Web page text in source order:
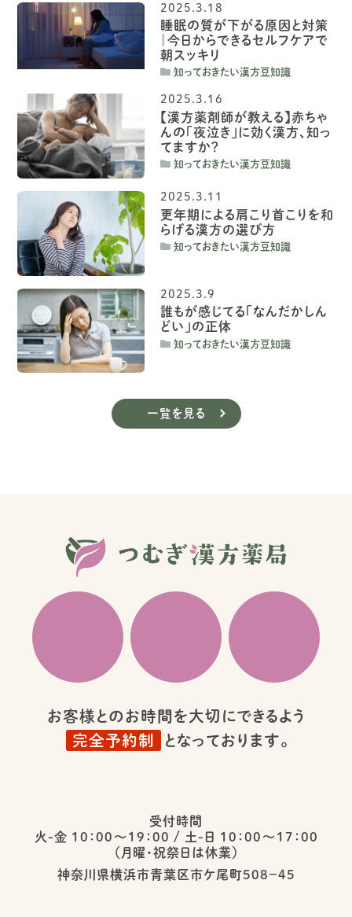
2025.3.18
睡眠の質が下がる原因と対策
｜今日からできるセルフケアで
朝スッキリ
知っておきたい漢方豆知識
2025.3.16
【漢方薬剤師が教える】赤ちゃ
んの「夜泣き」に効く漢方、知っ
てますか？
知っておきたい漢方豆知識
2025.3.11
更年期による肩こり首こりを和
らげる漢方の選び方
知っておきたい漢方豆知識
2025.3.9
誰もが感じてる「なんだかしん
どい」の正体
知っておきたい漢方豆知識
一覧を見る
お客様とのお時間を大切にできるよう
完全予約制
となっております。
受付時間
火-金 10：00〜19：00 / 土-日 10：00〜17：00
（月曜・祝祭日は休業）
神奈川県横浜市青葉区市ケ尾町５０８−４５